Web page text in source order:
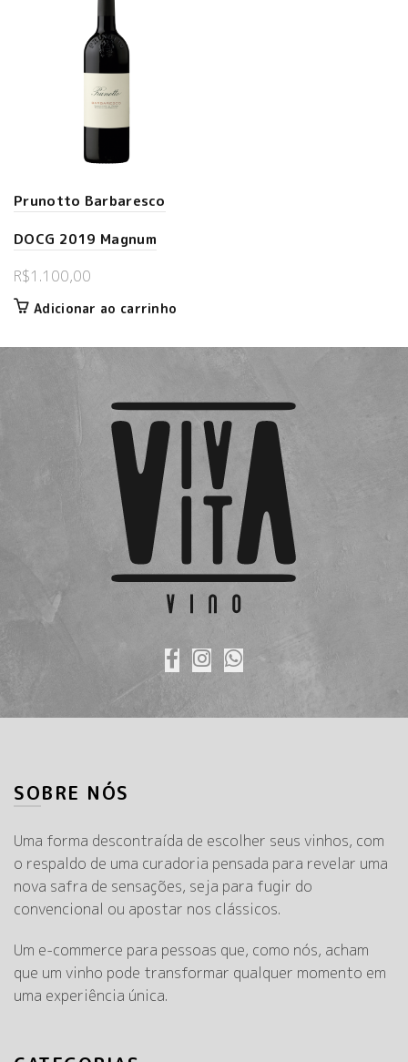
Prunotto Barbaresco
DOCG 2019 Magnum
R$1.100,00
Adicionar ao carrinho
SOBRE NÓS
Uma forma descontraída de escolher seus vinhos, com
o respaldo de uma curadoria pensada para revelar uma
nova safra de sensações, seja para fugir do
convencional ou apostar nos clássicos.
Um e-commerce para pessoas que, como nós, acham
que um vinho pode transformar qualquer momento em
uma experiência única.